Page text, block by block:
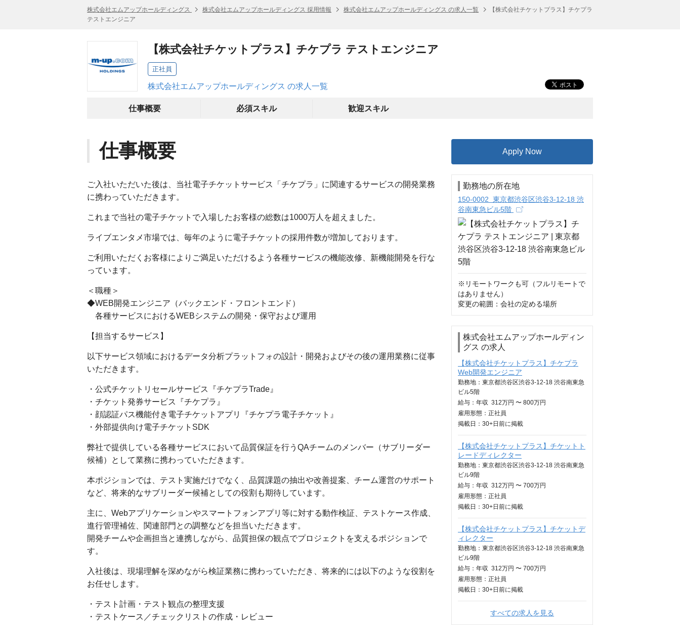
株式会社エムアップホールディングス 株式会社エムアップホールディングス 採用情報 株式会社エムアップホールディングス の求人一覧
【株式会社チケットプラス】チケプラ
テストエンジニア
【株式会社チケットプラス】チケプラ テストエンジニア
正社員
株式会社エムアップホールディングス の求人一覧
仕事概要 必須スキル 歓迎スキル
仕事概要
ご入社いただいた後は、当社電子チケットサービス「チケプラ」に関連するサービスの開発業務
に携わっていただきます。
これまで当社の電子チケットで入場したお客様の総数は1000万人を超えました。
ライブエンタメ市場では、毎年のように電子チケットの採用件数が増加しております。
ご利用いただくお客様によりご満足いただけるよう各種サービスの機能改修、新機能開発を行な
っています。
＜職種＞
◆WEB開発エンジニア（バックエンド・フロントエンド）
各種サービスにおけるWEBシステムの開発・保守および運用
【担当するサービス】
以下サービス領域におけるデータ分析プラットフォの設計・開発およびその後の運用業務に従事
いただきます。
・公式チケットリセールサービス『チケプラTrade』
・チケット発券サービス『チケプラ』
・顔認証パス機能付き電子チケットアプリ『チケプラ電子チケット』
・外部提供向け電子チケットSDK
弊社で提供している各種サービスにおいて品質保証を行うQAチームのメンバー（サブリーダー
候補）として業務に携わっていただきます。
本ポジションでは、テスト実施だけでなく、品質課題の抽出や改善提案、チーム運営のサポート
など、将来的なサブリーダー候補としての役割も期待しています。
主に、Webアプリケーションやスマートフォンアプリ等に対する動作検証、テストケース作成、
進行管理補佐、関連部門との調整などを担当いただきます。
開発チームや企画担当と連携しながら、品質担保の観点でプロジェクトを支えるポジションで
す。
入社後は、現場理解を深めながら検証業務に携わっていただき、将来的には以下のような役割を
お任せします。
・テスト計画・テスト観点の整理支援
・テストケース／チェックリストの作成・レビュー
Apply Now
勤務地の所在地
150-0002 東京都渋谷区渋谷3-12-18 渋
谷南東急ビル5階
※リモートワークも可（フルリモートで
はありません）
変更の範囲：会社の定める場所
株式会社エムアップホールディン
グス の求人
【株式会社チケットプラス】チケプラ
Web開発エンジニア
勤務地：東京都渋谷区渋谷3-12-18 渋谷南東急
ビル5階
給与： 年収 312万円 〜 800万円
雇用形態：正社員
掲載日： 30+日 前に掲載
【株式会社チケットプラス】チケットト
レードディレクター
勤務地：東京都渋谷区渋谷3-12-18 渋谷南東急
ビル9階
給与： 年収 312万円 〜 700万円
雇用形態：正社員
掲載日： 30+日 前に掲載
【株式会社チケットプラス】チケットデ
ィレクター
勤務地：東京都渋谷区渋谷3-12-18 渋谷南東急
ビル9階
給与： 年収 312万円 〜 700万円
雇用形態：正社員
掲載日： 30+日 前に掲載
すべての求人を見る